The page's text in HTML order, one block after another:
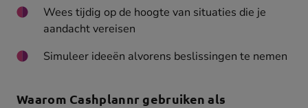
Wees tijdig op de hoogte van situaties die je
aandacht vereisen
Simuleer ideeën alvorens beslissingen te nemen
Waarom Cashplannr gebruiken als